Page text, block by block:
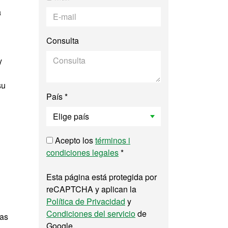
Consulta
País *
Acepto lostérminos i
condiciones legales*
Esta página está protegida por
reCAPTCHA y aplican la
Política de Privacidad y
Condiciones del serviciode